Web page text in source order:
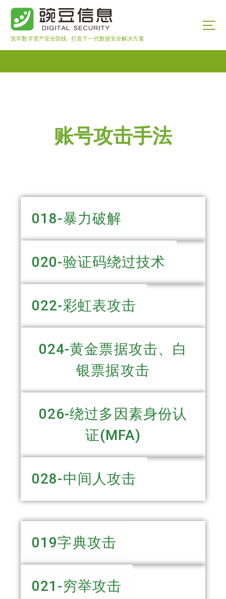
筑牢数字资产安全防线 · 打造下一代数据安全解决方案
账号攻击手法
018-暴力破解
020-验证码绕过技术
022-彩虹表攻击
024-黄金票据攻击、白
银票据攻击
026-绕过多因素身份认
证(MFA)
028-中间人攻击
019字典攻击
021-穷举攻击